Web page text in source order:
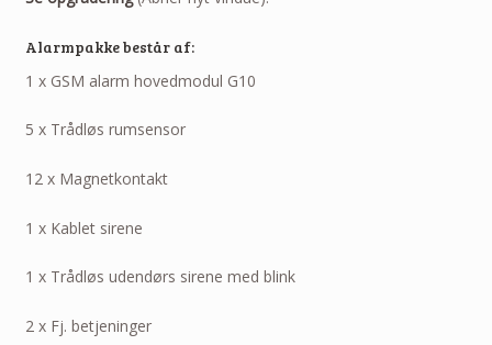
Alarmpakke består af:
1 x GSM alarm hovedmodul G10
5 x Trådløs rumsensor
12 x Magnetkontakt
1 x Kablet sirene
1 x Trådløs udendørs sirene med blink
2 x Fj. betjeninger